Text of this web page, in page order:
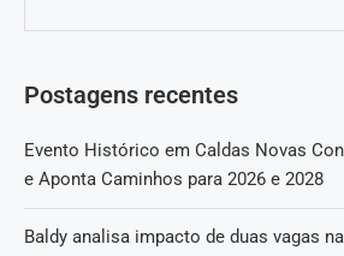
Postagens recentes
Evento Histórico em Caldas Novas
e Aponta Caminhos para 2026 e 2028
Baldy analisa impacto de duas vagas